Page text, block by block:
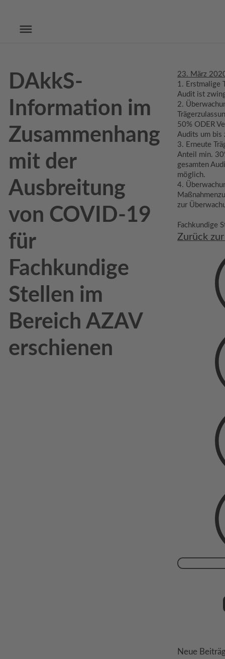
DAkkS-
Information im
Zusammenhang
mit der
Ausbreitung
von COVID-19
für
Fachkundige
Stellen im
Bereich AZAV
erschienen
23. März
1. Erstmalige
Audit ist
2.
50% ODER
Audits um bis
3. Erneute
Anteil min.
gesamten
möglich.
4.
zur
Fachkundige
Zurück
Suchen
Neue